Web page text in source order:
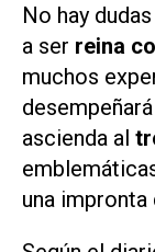
No hay
a ser reina
muchos
ascienda al
una